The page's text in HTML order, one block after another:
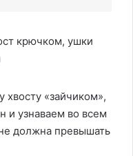
«зайчиком»,
и узнаваем во всем
должна превышать